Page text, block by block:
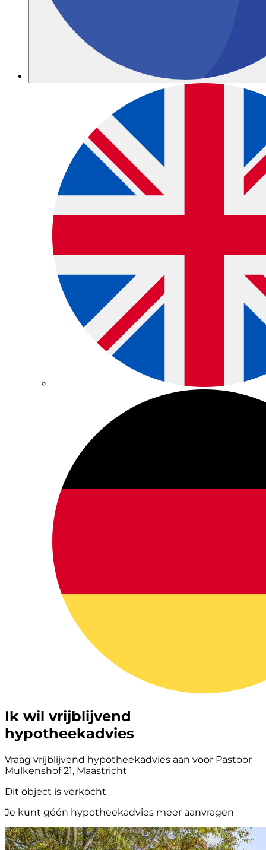
Ik wil vrijblijvend
hypotheekadvies
Vraag vrijblijvend hypotheekadvies aan voor Pastoor
Mulkenshof 21, Maastricht
Dit object is verkocht
Je kunt géén hypotheekadvies meer aanvragen